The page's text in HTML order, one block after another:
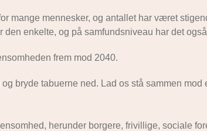
mange mennesker, og antallet har været
enkelte, og på samfundsniveau har det
frem mod 2040.
bryde tabuerne ned. Lad os stå sammen mod
herunder borgere, frivillige, sociale